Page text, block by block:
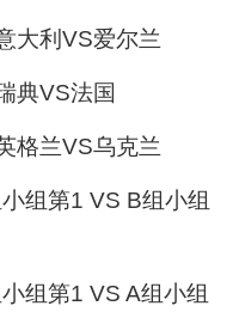
大利VS爱尔兰
典VS法国
格兰VS乌克兰
组第1 VS B组小组
组第1 VS A组小组